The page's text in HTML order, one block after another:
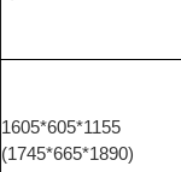
1605*605*1155
(1745*665*1890)